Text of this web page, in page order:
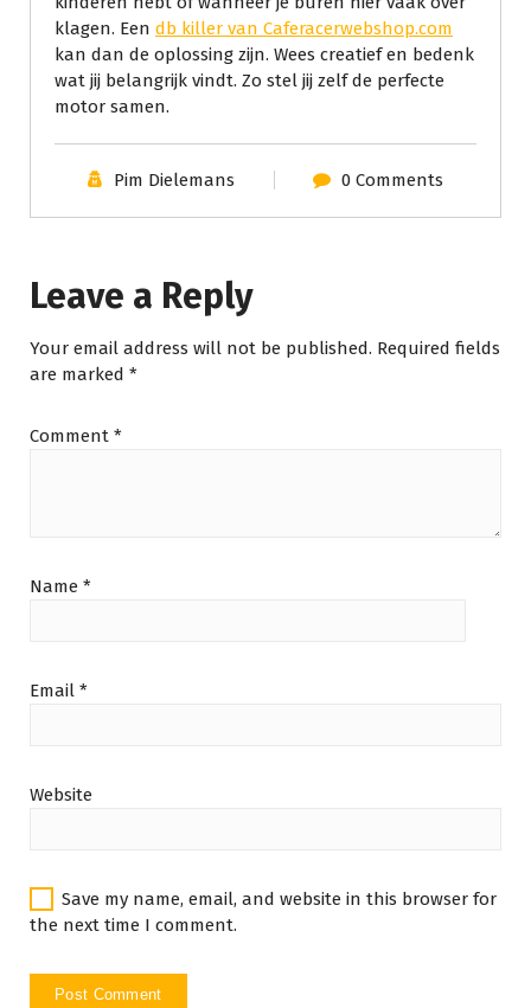
klagen. Een db killer van Caferacerwebshop.com
kan dan de oplossing zijn. Wees creatief en bedenk
wat jij belangrijk vindt. Zo stel jij zelf de perfecte
motor samen.
Pim Dielemans 0 Comments
Leave a Reply
Your email address will not be published. Required fields
are marked *
Comment *
Name *
Email *
Website
Save my name, email, and website in this browser for
the next time I comment.